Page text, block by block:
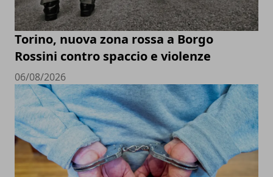
Torino, nuova zona rossa a Borgo
Rossini contro spaccio e violenze
06/08/2026